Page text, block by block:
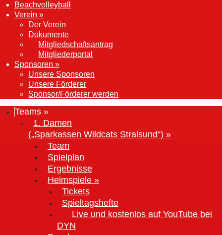
Beachvolleyball
Verein »
Der Verein
Dokumente
Mitgliedschaftsantrag
Mitgliederportal
Sponsoren »
Unsere Sponsoren
Unsere Förderer
Sponsor/Förderer werden
Teams »
1. Damen
(„Sparkassen Wildcats Stralsund“) »
Team
Spielplan
Ergebnisse
Heimspiele »
Tickets
Spieltagshefte
Live und kostenlos auf YouTube bei
DYN